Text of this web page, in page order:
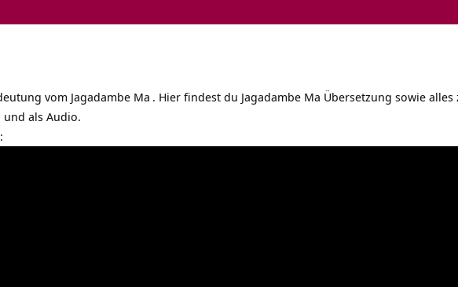
vom Jagadambe Ma . Hier findest du Jagadambe Ma Übersetzung sowie alles
und als Audio.